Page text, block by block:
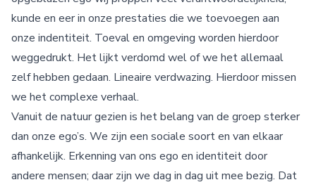
kunde en eer in onze prestaties die we toevoegen aan
onze indentiteit. Toeval en omgeving worden hierdoor
weggedrukt. Het lijkt verdomd wel of we het allemaal
zelf hebben gedaan. Lineaire verdwazing. Hierdoor missen
we het complexe verhaal.
Vanuit de natuur gezien is het belang van de groep sterker
dan onze ego’s. We zijn een sociale soort en van elkaar
afhankelijk. Erkenning van ons ego en identiteit door
andere mensen; daar zijn we dag in dag uit mee bezig. Dat